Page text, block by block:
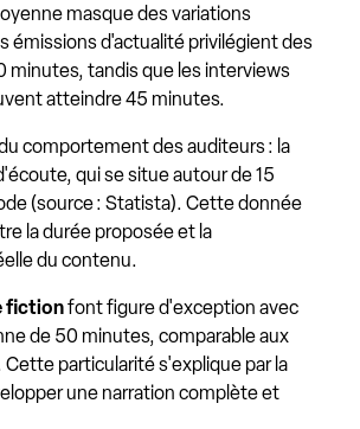
masque des variations
émissions d'actualité privilégient des
minutes, tandis que les interviews
atteindre 45 minutes.
comportement des auditeurs : la
qui se situe autour de 15
(source : Statista). Cette donnée
la durée proposée et la
du contenu.
fictionfont figure d'exception avec
de 50 minutes, comparable aux
particularité s'explique par la
une narration complète et